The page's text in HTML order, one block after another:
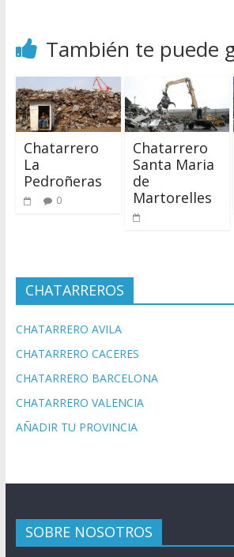
También te puede
Chatarrero
La
Pedroñeras
0
Chatarrero
Santa Maria
de
Martorelles
CHATARREROS
CHATARRERO AVILA
CHATARRERO CACERES
CHATARRERO BARCELONA
CHATARRERO VALENCIA
AÑADIR TU PROVINCIA
SOBRE NOSOTROS